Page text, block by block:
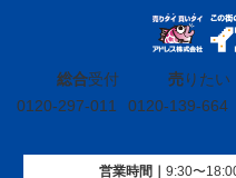
総合受付
0120-297-011
売りたい
0120-139-664
営業時間｜ 9:30〜